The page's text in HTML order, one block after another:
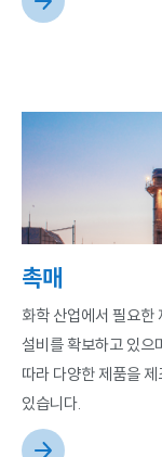
촉매
화학 산업에서 필요한
설비를 확보하고 있으
따라 다양한 제품을
있습니다.